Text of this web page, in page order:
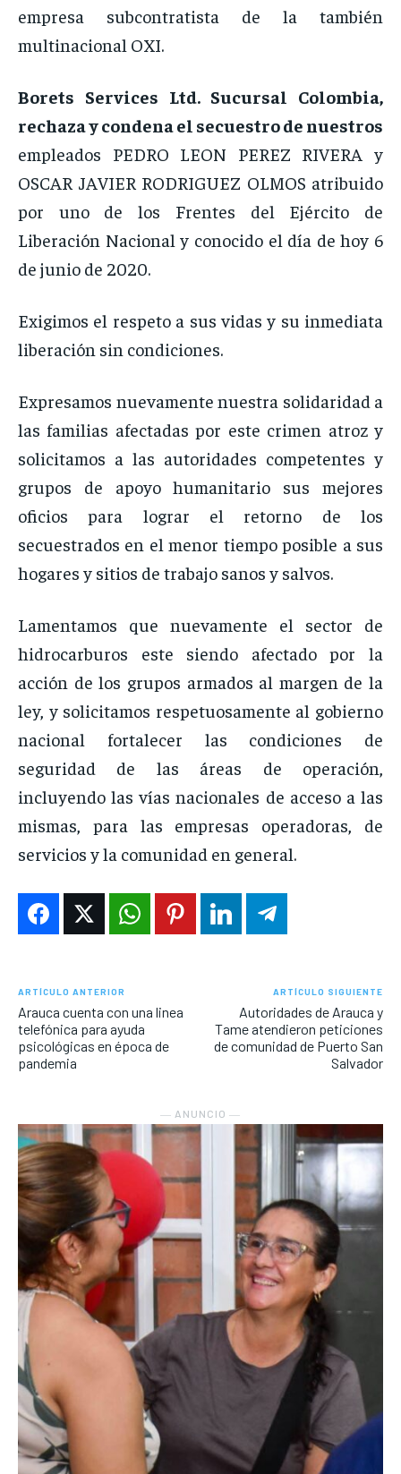
empresa subcontratista de la también
multinacional OXI.
Borets Services Ltd. Sucursal Colombia,
rechaza y condena el secuestro de nuestros
empleados PEDRO LEON PEREZ RIVERA y
OSCAR JAVIER RODRIGUEZ OLMOS atribuido
por uno de los Frentes del Ejército de
Liberación Nacional y conocido el día de hoy 6
de junio de 2020.
Exigimos el respeto a sus vidas y su inmediata
liberación sin condiciones.
Expresamos nuevamente nuestra solidaridad a
las familias afectadas por este crimen atroz y
solicitamos a las autoridades competentes y
grupos de apoyo humanitario sus mejores
oficios para lograr el retorno de los
secuestrados en el menor tiempo posible a sus
hogares y sitios de trabajo sanos y salvos.
Lamentamos que nuevamente el sector de
hidrocarburos este siendo afectado por la
acción de los grupos armados al margen de la
ley, y solicitamos respetuosamente al gobierno
nacional fortalecer las condiciones de
seguridad de las áreas de operación,
incluyendo las vías nacionales de acceso a las
mismas, para las empresas operadoras, de
servicios y la comunidad en general.
ARTÍCULO ANTERIOR
Arauca cuenta con una linea
telefónica para ayuda
psicológicas en época de
pandemia
ARTÍCULO SIGUIENTE
Autoridades de Arauca y
Tame atendieron peticiones
de comunidad de Puerto San
Salvador
― ANUNCIO ―